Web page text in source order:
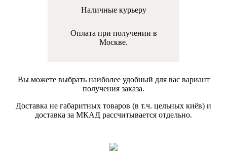
Наличные курьеру
Оплата при получении в
Москве.
Вы можете выбрать наиболее удобный для вас вариант
получения заказа.
Доставка не габаритных товаров (в т.ч. цельных киёв) и
доставка за МКАД рассчитывается отдельно.